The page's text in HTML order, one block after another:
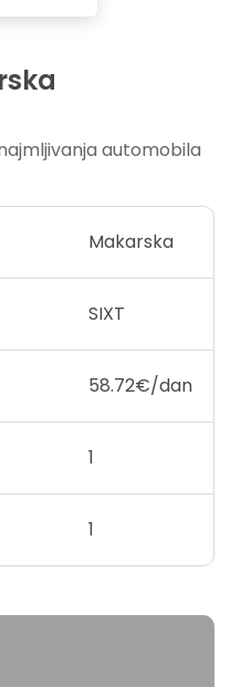
automobila
Makarska
SIXT
58.72€/dan
1
1